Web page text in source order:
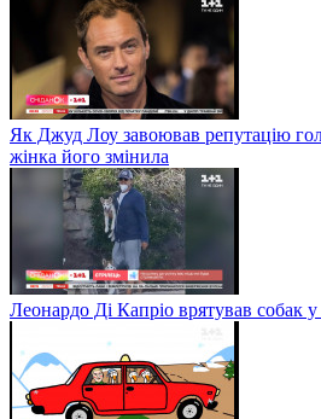
Як Джуд Лоу завоював репутацію
жінка його змінила
Леонардо Ді Капріо врятував собак